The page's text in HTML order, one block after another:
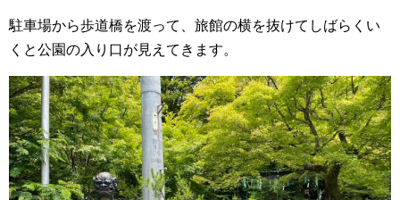
駐車場から歩道橋を渡って、旅館の横を抜けてしばらくい
くと公園の入り口が見えてきます。